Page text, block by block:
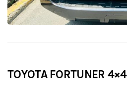
TOYOTA FORTUNER 4×4